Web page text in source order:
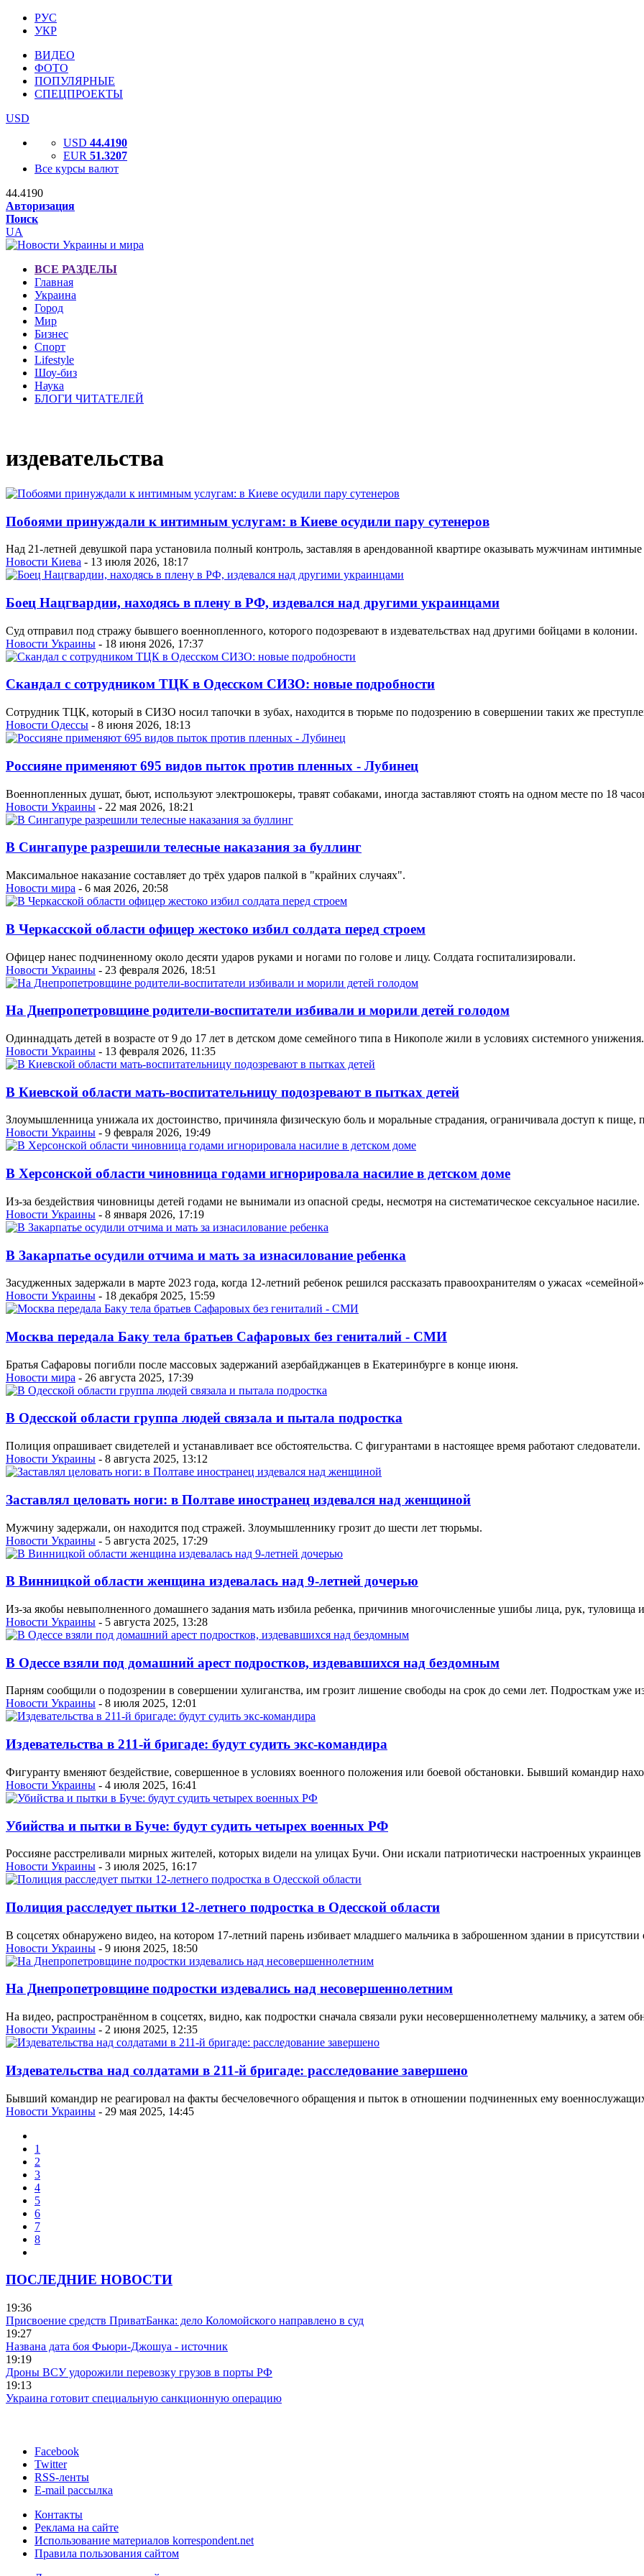
РУС
УКР
ВИДЕО
ФОТО
ПОПУЛЯРНЫЕ
СПЕЦПРОЕКТЫ
USD
USD 44.4190
EUR 51.3207
Все курсы валют
44.4190
Авторизация
Поиск
UA
ВСЕ РАЗДЕЛЫ
Главная
Украина
Город
Мир
Бизнес
Спорт
Lifestyle
Шоу-биз
Наука
БЛОГИ ЧИТАТЕЛЕЙ
издевательства
Побоями принуждали к интимным услугам: в Киеве осудили пару сутенеров
Над 21-летней девушкой пара установила полный контроль, заставляя в арендованной квартире оказывать мужчинам интимные
Новости Киева - 13 июля 2026, 18:17
Боец Нацгвардии, находясь в плену в РФ, издевался над другими украинцами
Суд отправил под стражу бывшего военнопленного, которого подозревают в издевательствах над другими бойцами в колонии.
Новости Украины - 18 июня 2026, 17:37
Скандал с сотрудником ТЦК в Одесском СИЗО: новые подробности
Сотрудник ТЦК, который в СИЗО носил тапочки в зубах, находится в тюрьме по подозрению в совершении таких же
Новости Одессы - 8 июня 2026, 18:13
Россияне применяют 695 видов пыток против пленных - Лубинец
Военнопленных душат, бьют, используют электрошокеры, травят собаками, иногда заставляют стоять на одном месте по 18
Новости Украины - 22 мая 2026, 18:21
В Сингапуре разрешили телесные наказания за буллинг
Максимальное наказание составляет до трёх ударов палкой в "крайних случаях".
Новости мира - 6 мая 2026, 20:58
В Черкасской области офицер жестоко избил солдата перед строем
Офицер нанес подчиненному около десяти ударов руками и ногами по голове и лицу. Солдата госпитализировали.
Новости Украины - 23 февраля 2026, 18:51
На Днепропетровщине родители-воспитатели избивали и морили детей голодом
Одиннадцать детей в возрасте от 9 до 17 лет в детском доме семейного типа в Никополе жили в условиях системного унижения.
Новости Украины - 13 февраля 2026, 11:35
В Киевской области мать-воспитательницу подозревают в пытках детей
Злоумышленница унижала их достоинство, причиняла физическую боль и моральные страдания, ограничивала доступ к
Новости Украины - 9 февраля 2026, 19:49
В Херсонской области чиновница годами игнорировала насилие в детском доме
Из-за бездействия чиновницы детей годами не вынимали из опасной среды, несмотря на систематическое сексуальное насилие.
Новости Украины - 8 января 2026, 17:19
В Закарпатье осудили отчима и мать за изнасилование ребенка
Засудженных задержали в марте 2023 года, когда 12-летний ребенок решился рассказать правоохранителям о ужасах
Новости Украины - 18 декабря 2025, 15:59
Москва передала Баку тела братьев Сафаровых без гениталий - СМИ
Братья Сафаровы погибли после массовых задержаний азербайджанцев в Екатеринбурге в конце июня.
Новости мира - 26 августа 2025, 17:39
В Одесской области группа людей связала и пытала подростка
Полиция опрашивает свидетелей и устанавливает все обстоятельства. С фигурантами в настоящее время работают следователи.
Новости Украины - 8 августа 2025, 13:12
Заставлял целовать ноги: в Полтаве иностранец издевался над женщиной
Мужчину задержали, он находится под стражей. Злоумышленнику грозит до шести лет тюрьмы.
Новости Украины - 5 августа 2025, 17:29
В Винницкой области женщина издевалась над 9-летней дочерью
Из-за якобы невыполненного домашнего задания мать избила ребенка, причинив многочисленные ушибы лица, рук, туловища
Новости Украины - 5 августа 2025, 13:28
В Одессе взяли под домашний арест подростков, издевавшихся над бездомным
Парням сообщили о подозрении в совершении хулиганства, им грозит лишение свободы на срок до семи лет. Подросткам уже
Новости Украины - 8 июля 2025, 12:01
Издевательства в 211-й бригаде: будут судить экс-командира
Фигуранту вменяют бездействие, совершенное в условиях военного положения или боевой обстановки. Бывший командир
Новости Украины - 4 июля 2025, 16:41
Убийства и пытки в Буче: будут судить четырех военных РФ
Россияне расстреливали мирных жителей, которых видели на улицах Бучи. Они искали патриотически настроенных
Новости Украины - 3 июля 2025, 16:17
Полиция расследует пытки 12-летнего подростка в Одесской области
В соцсетях обнаружено видео, на котором 17-летний парень избивает младшего мальчика в заброшенном здании в
Новости Украины - 9 июня 2025, 18:50
На Днепропетровщине подростки издевались над несовершеннолетним
На видео, распространённом в соцсетях, видно, как подростки сначала связали руки несовершеннолетнему мальчику, а затем
Новости Украины - 2 июня 2025, 12:35
Издевательства над солдатами в 211-й бригаде: расследование завершено
Бывший командир не реагировал на факты бесчеловечного обращения и пыток в отношении подчиненных ему
Новости Украины - 29 мая 2025, 14:45
1
2
3
4
5
6
7
8
ПОСЛЕДНИЕ НОВОСТИ
19:36
Присвоение средств ПриватБанка: дело Коломойского направлено в суд
19:27
Названа дата боя Фьюри-Джошуа - источник
19:19
Дроны ВСУ удорожили перевозку грузов в порты РФ
19:13
Украина готовит специальную санкционную операцию
Facebook
Twitter
RSS-ленты
E-mail рассылка
Контакты
Реклама на сайте
Использование материалов korrespondent.net
Правила пользования сайтом